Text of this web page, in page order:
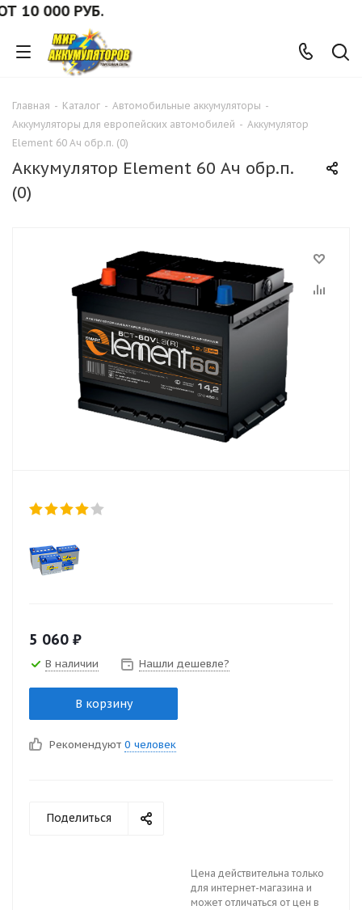
000 РУБ.
Главная - Каталог - Автомобильные аккумуляторы -
Аккумуляторы для европейских автомобилей - Аккумулятор
Element 60 Ач обр.п. (0)
Аккумулятор Element 60 Ач обр.п.
(0)
5 060 ₽
В наличии Нашли дешевле?
В корзину
Рекомендуют 0 человек
Поделиться
Цена действительна только
для интернет-магазина и
может отличаться от цен в